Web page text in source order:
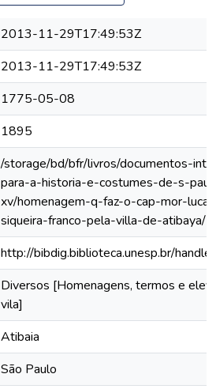
2013-11-29T17:49:53Z
2013-11-29T17:49:53Z
1775-05-08
1895
/storage/bd/bfr/livros/documentos-
para-a-historia-e-costumes-de-s-
xv/homenagem-q-faz-o-cap-mor-
siqueira-franco-pela-villa-de-atibaya/
http://bibdig.biblioteca.unesp.br/
Diversos [Homenagens, termos e
vila]
Atibaia
São Paulo